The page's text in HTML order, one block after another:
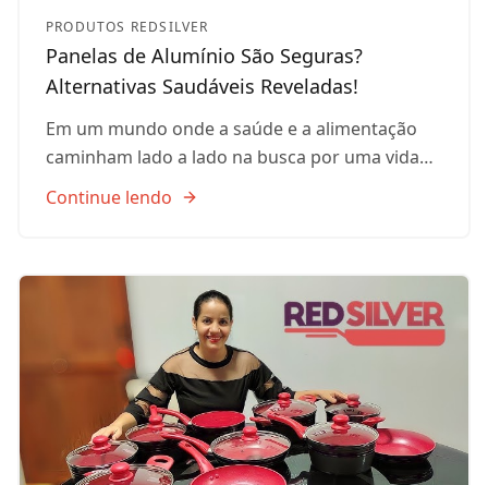
PRODUTOS REDSILVER
Panelas de Alumínio São Seguras?
Alternativas Saudáveis Reveladas!
Em um mundo onde a saúde e a alimentação
caminham lado a lado na busca por uma vida…
Continue lendo